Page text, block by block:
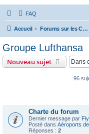
FAQ
Accueil Forums sur les Compagnies Aériennes
Groupe Lufthansa
Nouveau sujet
96
Charte du forum
Dernier message par
Posté dans Aéroports
Réponses : 2